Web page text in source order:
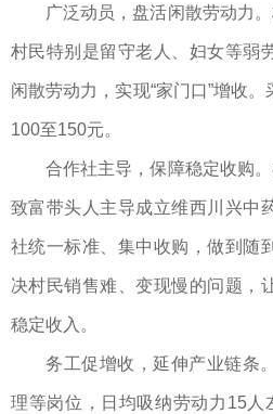
广泛动员，盘活闲散劳动力
村民特别是留守老人、妇女等弱
闲散劳动力，实现“家门口”增收
100至150元。
合作社主导，保障稳定收购
致富带头人主导成立维西川兴中
社统一标准、集中收购，做到随
决村民销售难、变现慢的问题，
稳定收入。
务工促增收，延伸产业链条
理等岗位，日均吸纳劳动力15人